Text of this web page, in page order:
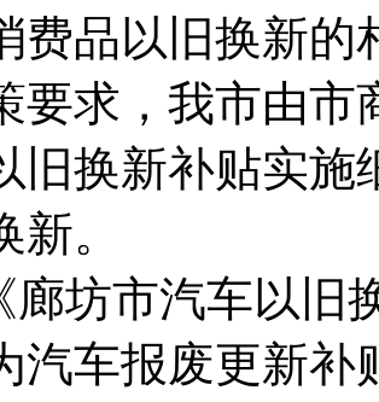
费品以旧换新的
要求，我市由市
旧换新补贴实施
。
廊坊市汽车以旧
汽车报废更新补